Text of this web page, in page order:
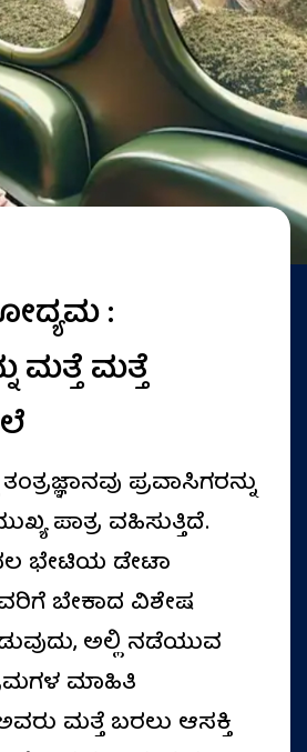
:
ಮತ್ತೆ ಮತ್ತೆ
ಪ್ರವಾಸಿಗರನ್ನು
ಪಾತ್ರ ವಹಿಸುತ್ತಿದೆ.
ಭೇಟಿಯ ಡೇಟಾ
ಬೇಕಾದ ವಿಶೇಷ
ಅಲ್ಲಿ ನಡೆಯುವ
ಮಾಹಿತಿ
ಮತ್ತೆ ಬರಲು ಆಸಕ್ತಿ